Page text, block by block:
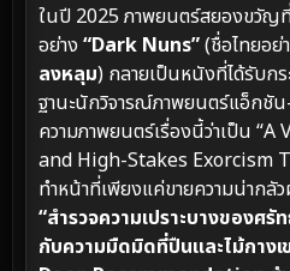
ในปี 2025 ภาพยนตร์สยองขวัญ
อย่าง “Dark Nuns”(ชื่อไทยอย่
ลงหลุม) กลายเป็นหนังที่ได้รับก
ฐานะนักวิจารณ์ภาพยนตร์แอ็กชั
ความภาพยนตร์เรื่องนี้ว่าเป็น
and High-Stakes Exorcism
ทำหน้าที่เพียงแค่ขายความน่ากลั
“สำรวจความเปราะบางของศ
กับความมืดมิดที่ปืนและไม้กางเ